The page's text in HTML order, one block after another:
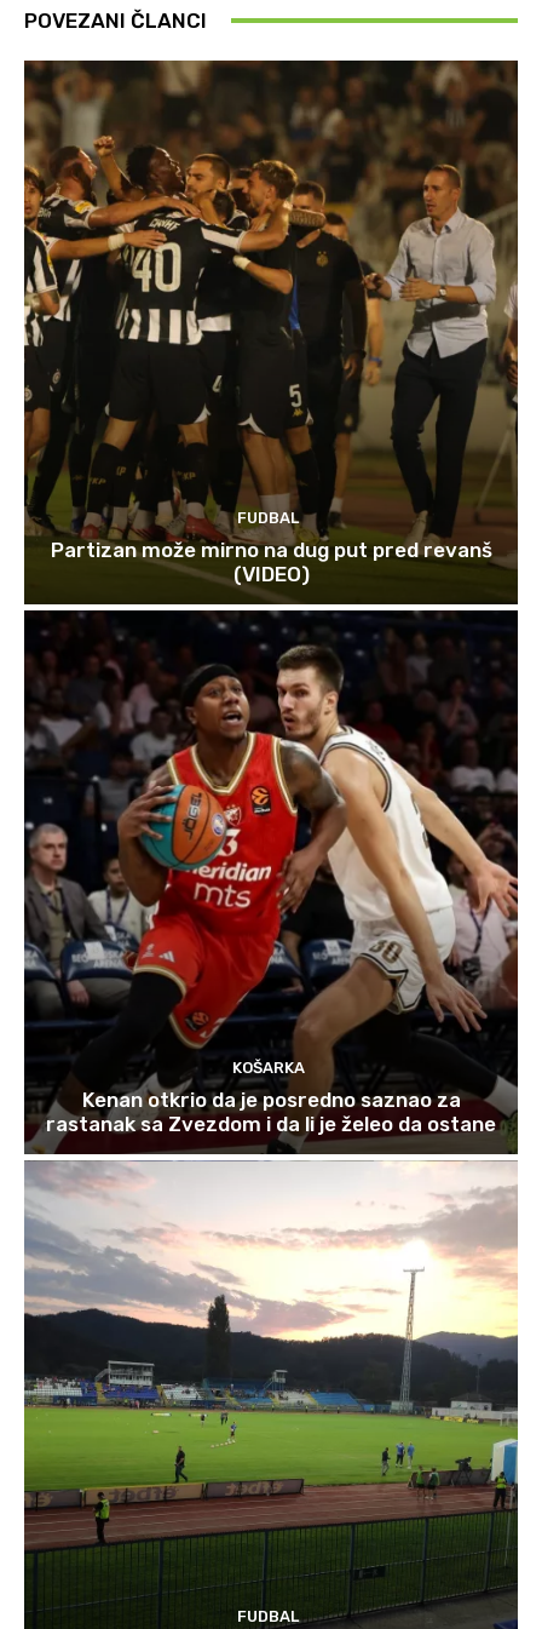
POVEZANI ČLANCI
FUDBAL
Partizan može mirno na dug put pred revanš
(VIDEO)
KOŠARKA
Kenan otkrio da je posredno saznao za
rastanak sa Zvezdom i da li je želeo da ostane
FUDBAL